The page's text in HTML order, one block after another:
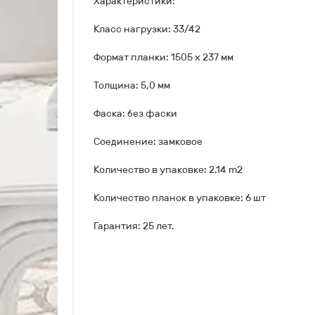
Класс нагрузки: 33/42
Формат планки: 1505 х 237 мм
Толщина: 5,0 мм
Фаска: без фаски
Соединение: замковое
Количество в упаковке: 2.14 m2
Количество планок в упаковке: 6 шт
Гарантия: 25 лет.